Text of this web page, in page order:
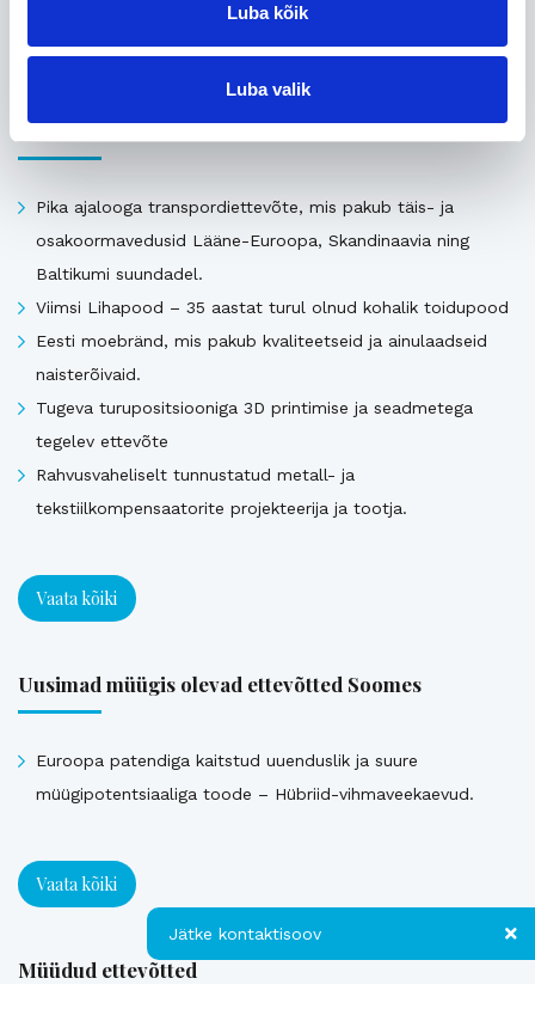
Luba kõik
Luba valik
Seotud
Uusimad müügis olevad ettevõtted Eestis
Pika ajalooga transpordiettevõte, mis pakub täis- ja
osakoormavedusid Lääne-Euroopa, Skandinaavia ning
Baltikumi suundadel.
Viimsi Lihapood – 35 aastat turul olnud kohalik toidupood
Eesti moebränd, mis pakub kvaliteetseid ja ainulaadseid
naisterõivaid.
Tugeva turupositsiooniga 3D printimise ja seadmetega
tegelev ettevõte
Rahvusvaheliselt tunnustatud metall- ja
tekstiilkompensaatorite projekteerija ja tootja.
Vaata kõiki
Uusimad müügis olevad ettevõtted Soomes
Euroopa patendiga kaitstud uuenduslik ja suure
müügipotentsiaaliga toode – Hübriid-vihmaveekaevud.
Vaata kõiki
Müüdud ettevõtted
Jätke kontaktisoov